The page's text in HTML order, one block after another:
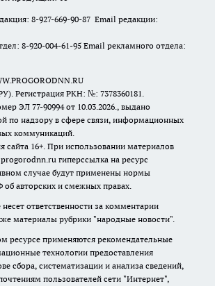
8-927-669-90-87 Email редакции:
8-920-004-61-95 Email рекламного отдела:
Регистрация РКН: №: 7378360181.
ЭЛ 77-90994 от 10.03.2026., выдано
по надзору в сфере связи, информационных
коммуникаций.
сайта 16+. При использовании материалов
гиперссылка на ресурс
случае будут применены нормы
об авторских и смежных правах.
ответственности за комментарии
материалы рубрики "народные новости".
ресурсе применяются рекомендательные
технологии предоставления
сбора, систематизации и анализа сведений,
пользователей сети "Интернет",